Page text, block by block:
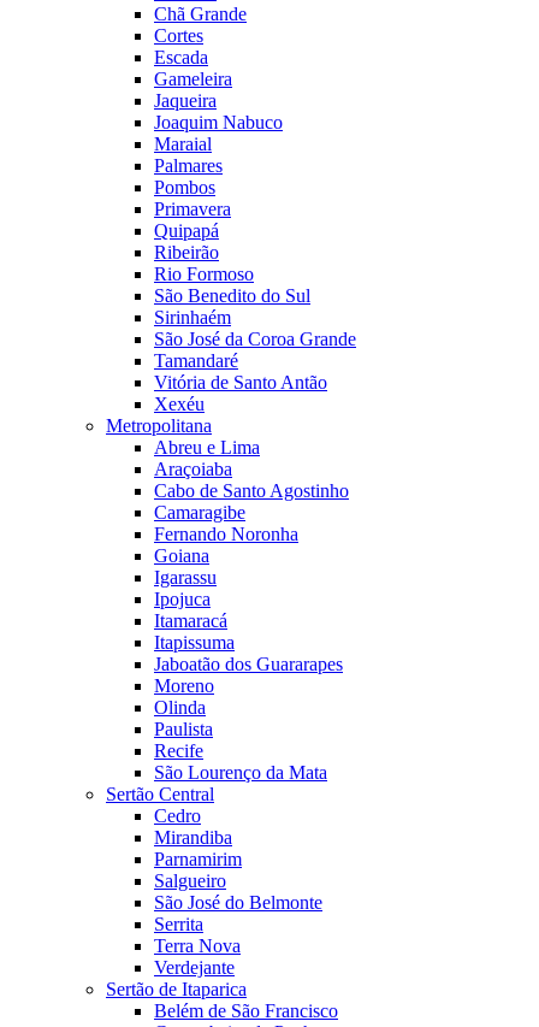
Chã Grande
Cortes
Escada
Gameleira
Jaqueira
Joaquim Nabuco
Maraial
Palmares
Pombos
Primavera
Quipapá
Ribeirão
Rio Formoso
São Benedito do Sul
Sirinhaém
São José da Coroa Grande
Tamandaré
Vitória de Santo Antão
Xexéu
Metropolitana
Abreu e Lima
Araçoiaba
Cabo de Santo Agostinho
Camaragibe
Fernando Noronha
Goiana
Igarassu
Ipojuca
Itamaracá
Itapissuma
Jaboatão dos Guararapes
Moreno
Olinda
Paulista
Recife
São Lourenço da Mata
Sertão Central
Cedro
Mirandiba
Parnamirim
Salgueiro
São José do Belmonte
Serrita
Terra Nova
Verdejante
Sertão de Itaparica
Belém de São Francisco